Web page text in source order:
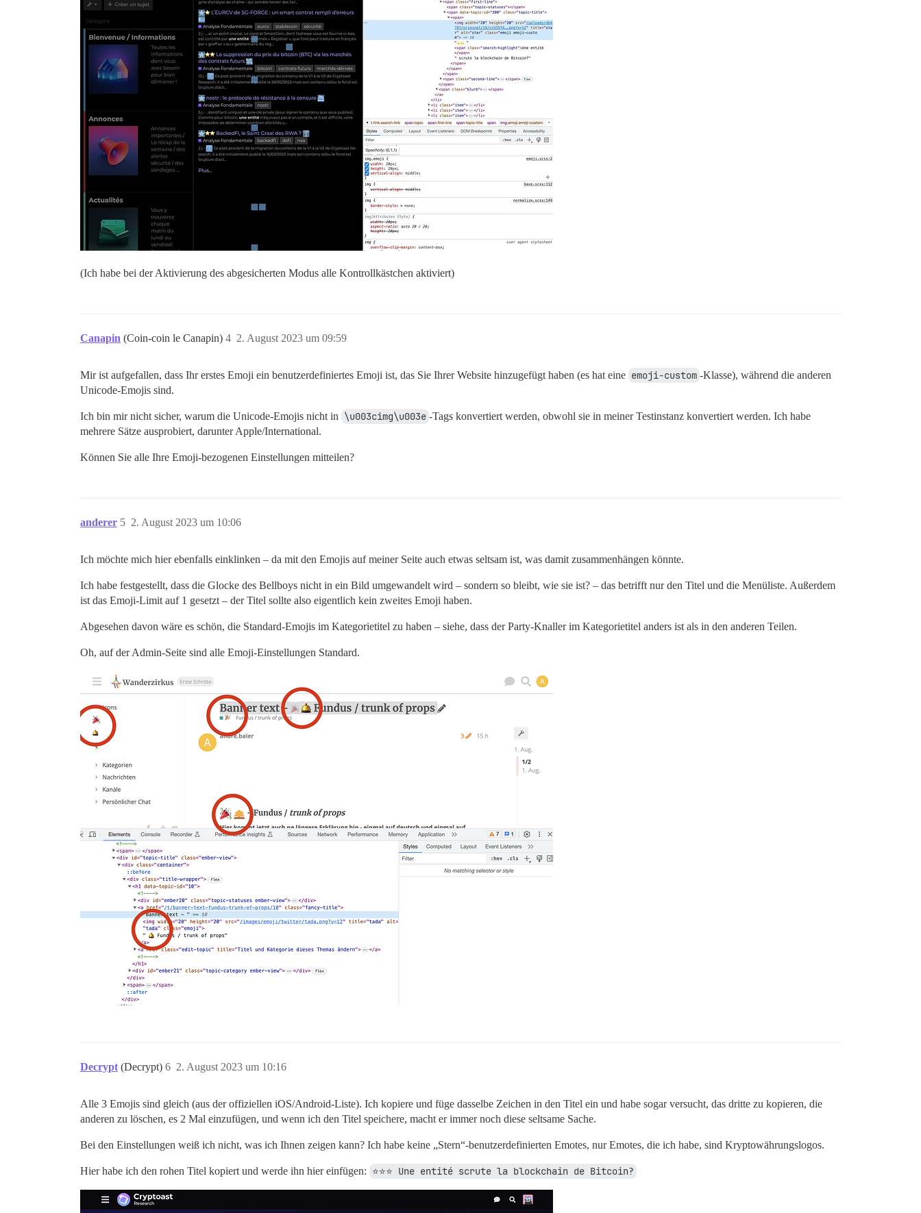
(Ich habe bei der Aktivierung des abgesicherten Modus alle Kontrollkästchen aktiviert)
Canapin (Coin-coin le Canapin) 2. August 2023 um 09:59
4
Mir ist aufgefallen, dass Ihr erstes Emoji ein benutzerdefiniertes Emoji ist, das Sie Ihrer Website hinzugefügt haben (es hat eine emoji-custom -Klasse), während die anderen
Unicode-Emojis sind.
Ich bin mir nicht sicher, warum die Unicode-Emojis nicht in \u003cimg\u003e -Tags konvertiert werden, obwohl sie in meiner Testinstanz konvertiert werden. Ich habe
mehrere Sätze ausprobiert, darunter Apple/International.
Können Sie alle Ihre Emoji-bezogenen Einstellungen mitteilen?
anderer 2. August 2023 um 10:06
5
Ich möchte mich hier ebenfalls einklinken – da mit den Emojis auf meiner Seite auch etwas seltsam ist, was damit zusammenhängen könnte.
Ich habe festgestellt, dass die Glocke des Bellboys nicht in ein Bild umgewandelt wird – sondern so bleibt, wie sie ist? – das betrifft nur den Titel und die Menüliste. Außerdem
ist das Emoji-Limit auf 1 gesetzt – der Titel sollte also eigentlich kein zweites Emoji haben.
Abgesehen davon wäre es schön, die Standard-Emojis im Kategorietitel zu haben – siehe, dass der Party-Knaller im Kategorietitel anders ist als in den anderen Teilen.
Oh, auf der Admin-Seite sind alle Emoji-Einstellungen Standard.
Decrypt (Decrypt) 2. August 2023 um 10:16
6
Alle 3 Emojis sind gleich (aus der offiziellen iOS/Android-Liste). Ich kopiere und füge dasselbe Zeichen in den Titel ein und habe sogar versucht, das dritte zu kopieren, die
anderen zu löschen, es 2 Mal einzufügen, und wenn ich den Titel speichere, macht er immer noch diese seltsame Sache.
Bei den Einstellungen weiß ich nicht, was ich Ihnen zeigen kann? Ich habe keine „Stern“-benutzerdefinierten Emotes, nur Emotes, die ich habe, sind Kryptowährungslogos.
Hier habe ich den rohen Titel kopiert und werde ihn hier einfügen: ⭐️⭐️⭐️ Une entité scrute la blockchain de Bitcoin?